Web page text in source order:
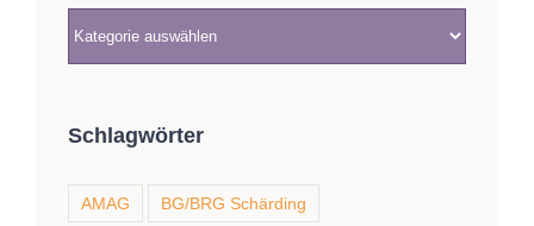
Kategorien
Schlagwörter
AMAG BG/BRG Schärding